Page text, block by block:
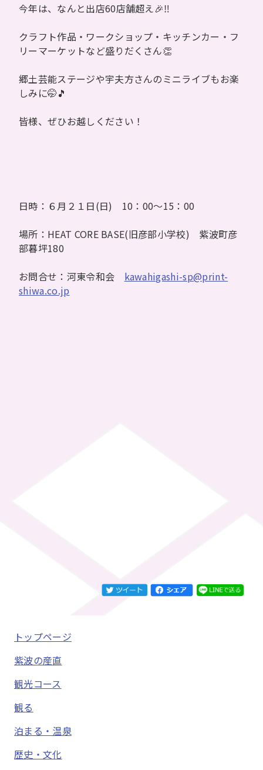
今年は、なんと出店60店舗超え🎉‼
クラフト作品・ワークショップ・キッチンカー・フ
リーマーケットなど盛りだくさん👏
郷土芸能ステージや宇夫方さんのミニライブもお楽
しみに🤭🎵
皆様、ぜひお越しください！
日時：６月２１日(日) 10：00～15：00
場所：HEAT CORE BASE(旧彦部小学校) 紫波町彦
部暮坪180
お問合せ：河東令和会 kawahigashi-sp@print-
shiwa.co.jp
トップページ
紫波の産直
観光コース
観る
泊まる・温泉
歴史・文化